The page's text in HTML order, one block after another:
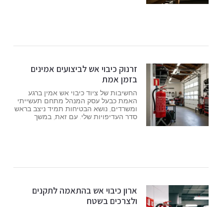
זרנוק כיבוי אש לביצועים אמינים
בזמן אמת
החשיבות של ציוד כיבוי אש אמין ברגע
האמת כבעל עסק המנהל מתחם תעשייתי
ומשרדים, נושא הבטיחות תמיד ניצב בראש
סדר העדיפויות שלי. עם זאת, במשך
ארון כיבוי אש בהתאמה לתקנים
ולצרכים בשטח